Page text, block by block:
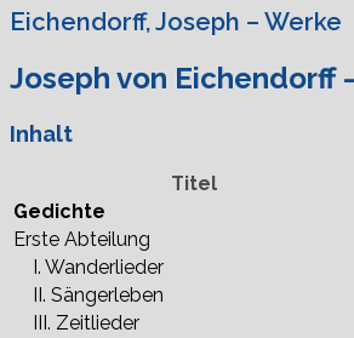
Eichendorff, Joseph – Werke
Joseph von Eichendorff
Inhalt
Titel
Gedichte
Erste Abteilung
I. Wanderlieder
II. Sängerleben
III. Zeitlieder